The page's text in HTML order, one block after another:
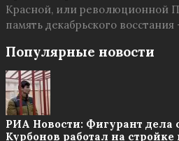
Красной, или революционной
память декабрьского
Популярные новости
РИА Новости: Фигурант дела
Курбонов работал на